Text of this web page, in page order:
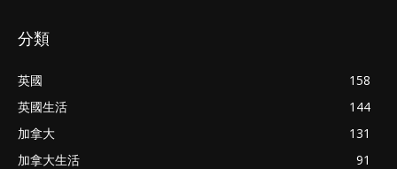
分類
英國
158
英國生活
144
加拿大
131
加拿大生活
91